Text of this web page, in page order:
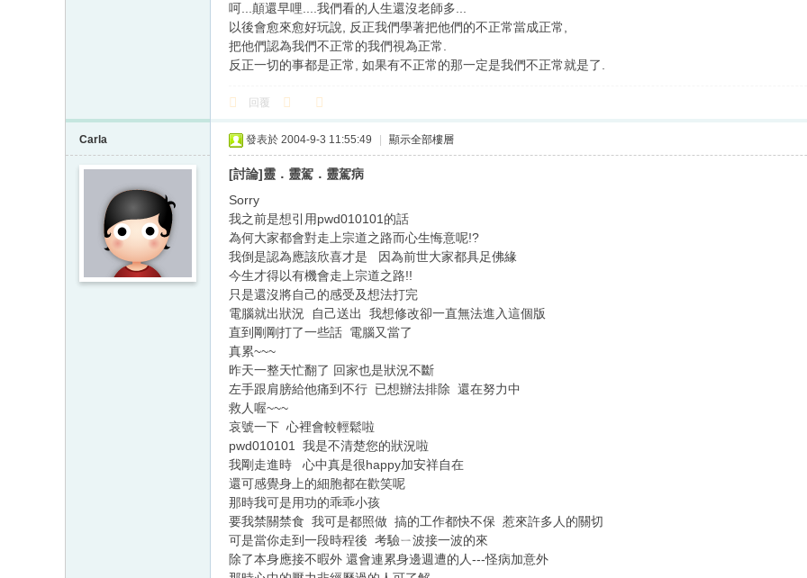
呵...顛還早哩....我們看的人生還沒老師多...
以後會愈來愈好玩說, 反正我們學著把他們的不正常當成正常,
把他們認為我們不正常的我們視為正常.
反正一切的事都是正常, 如果有不正常的那一定是我們不正常就是了.
回覆
Carla 發表於 2004-9-3 11:55:49 顯示全部樓層
[討論]靈．靈駕．靈駕病
Sorry
我之前是想引用pwd010101的話
為何大家都會對走上宗道之路而心生悔意呢!?
我倒是認為應該欣喜才是 因為前世大家都具足佛緣
今生才得以有機會走上宗道之路!!
只是還沒將自己的感受及想法打完
電腦就出狀況 自己送出 我想修改卻一直無法進入這個版
直到剛剛打了一些話 電腦又當了
真累~~~
昨天一整天忙翻了 回家也是狀況不斷
左手跟肩膀給他痛到不行 已想辦法排除 還在努力中
救人喔~~~
哀號一下 心裡會較輕鬆啦
pwd010101 我是不清楚您的狀況啦
我剛走進時 心中真是很happy加安祥自在
還可感覺身上的細胞都在歡笑呢
那時我可是用功的乖乖小孩
要我禁關禁食 我可是都照做 搞的工作都快不保 惹來許多人的關切
可是當你走到一段時程後 考驗ㄧ波接一波的來
除了本身應接不暇外 還會連累身邊週遭的人---怪病加意外